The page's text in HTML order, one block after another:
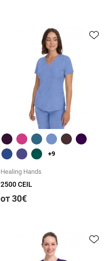
Быстрый обзор
+9
Healing Hands
2500 CEIL
от 30€